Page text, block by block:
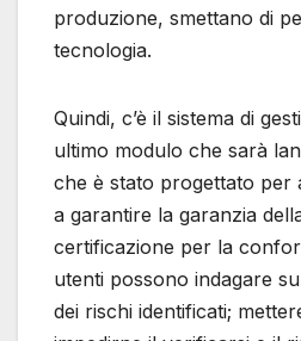
produzione, smettano di
tecnologia.
Quindi, c’è il sistema di
ultimo modulo che sarà
che è stato progettato per
a garantire la garanzia
certificazione per la
utenti possono indagare
dei rischi identificati;